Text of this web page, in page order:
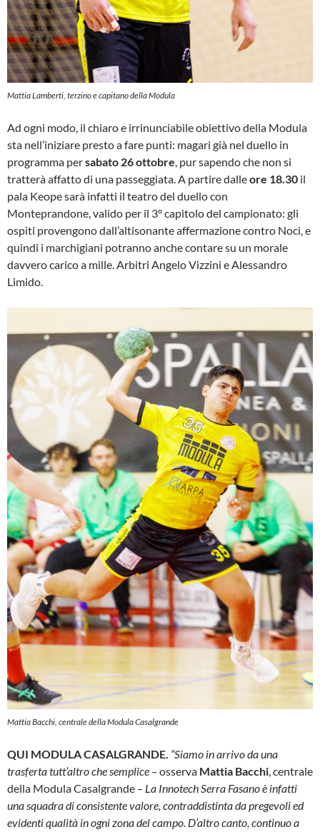
Mattia Lamberti, terzino e capitano della Modula
Ad ogni modo, il chiaro e irrinunciabile obiettivo della Modula
sta nell’iniziare presto a fare punti: magari già nel duello in
programma persabato 26 ottobre , pur sapendo che non si
tratterà affatto di una passeggiata. A partire dalleore 18.30 il
pala Keope sarà infatti il teatro del duello con
Monteprandone, valido per il 3° capitolo del campionato: gli
ospiti provengono dall’altisonante affermazione contro Noci, e
quindi i marchigiani potranno anche contare su un morale
davvero carico a mille. Arbitri Angelo Vizzini e Alessandro
Limido.
Mattia Bacchi, centrale della Modula Casalgrande
QUI MODULA CASALGRANDE. “Siamo in arrivo da una
trasferta tutt’altro che semplice –osserva Mattia Bacchi , centrale
della Modula Casalgrande – La Innotech Serra Fasano è infatti
una squadra di consistente valore, contraddistinta da pregevoli ed
evidenti qualità in ogni zona del campo. D’altro canto, continuo a